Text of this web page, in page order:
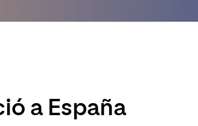
a España